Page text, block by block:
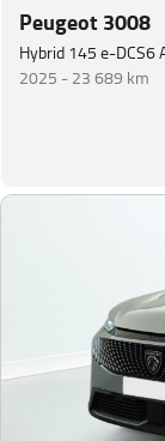
Peugeot 3008
Hybrid 145 e-DCS6
2025 -23 689 km